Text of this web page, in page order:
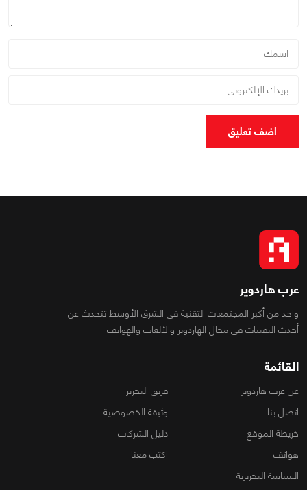
اضف تعليق
عرب هاردوير
واحد من أكبر المجتمعات التقنية فى الشرق الأوسط تتحدث عن
أحدث التقنيات فى مجال الهاردوير والألعاب والهواتف
القائمة
عن عرب هاردوير
فريق التحرير
اتصل بنا
وثيقة الخصوصية
خريطة الموقع
دليل الشركات
هواتف
اكتب معنا
السياسة التحريرية